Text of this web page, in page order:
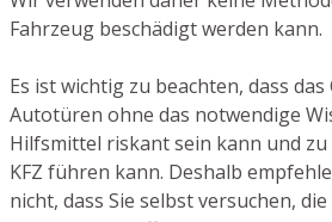
Fahrzeug beschädigt werden kann.
Es ist wichtig zu beachten, dass
Autotüren ohne das notwendige
Hilfsmittel riskant sein kann und zu
KFZ führen kann. Deshalb
nicht, dass Sie selbst versuchen,